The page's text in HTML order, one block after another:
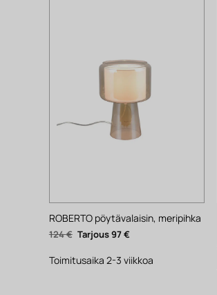
ROBERTO pöytävalaisin, meripihka
124€ Alkuperäinen
hinta
124 €.
97€Nykyinen
hinta
97 €.
Toimitusaika 2-3 viikkoa